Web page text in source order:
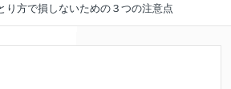
り方で損しないための３つの注意点